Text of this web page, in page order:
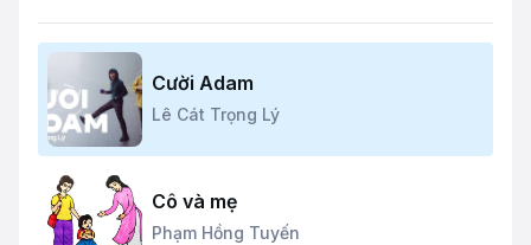
Cười Adam
Lê Cát Trọng Lý
Cô và mẹ
Phạm Hồng Tuyến